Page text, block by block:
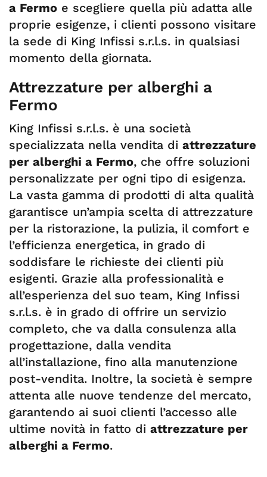
a Fermo e scegliere quella più adatta alle
proprie esigenze, i clienti possono visitare
la sede di King Infissi s.r.l.s. in qualsiasi
momento della giornata.
Attrezzature per alberghi a
Fermo
King Infissi s.r.l.s. è una società
specializzata nella vendita di attrezzature
per alberghi a Fermo, che offre soluzioni
personalizzate per ogni tipo di esigenza.
La vasta gamma di prodotti di alta qualità
garantisce un’ampia scelta di attrezzature
per la ristorazione, la pulizia, il comfort e
l’efficienza energetica, in grado di
soddisfare le richieste dei clienti più
esigenti. Grazie alla professionalità e
all’esperienza del suo team, King Infissi
s.r.l.s. è in grado di offrire un servizio
completo, che va dalla consulenza alla
progettazione, dalla vendita
all’installazione, fino alla manutenzione
post-vendita. Inoltre, la società è sempre
attenta alle nuove tendenze del mercato,
garantendo ai suoi clienti l’accesso alle
ultime novità in fatto di attrezzature per
alberghi a Fermo.